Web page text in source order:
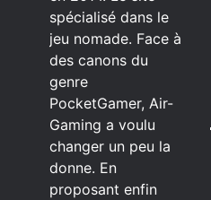
spécialisé dans le
jeu nomade. Face à
des canons du
genre
PocketGamer, Air-
Gaming a voulu
changer un peu la
donne. En
proposant enfin